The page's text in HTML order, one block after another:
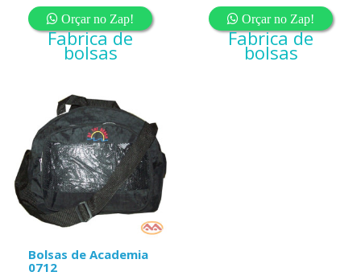
Orçar no Zap!
Fabrica de
bolsas
Orçar no Zap!
Fabrica de
bolsas
Bolsas de Academia
0712